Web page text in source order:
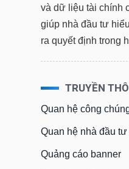
và dữ liệu tài chính
giúp nhà đầu tư
ra quyết định trong
TRUYỀN
Quan hệ công
Quan hệ nhà đầu tư
Quảng cáo banner